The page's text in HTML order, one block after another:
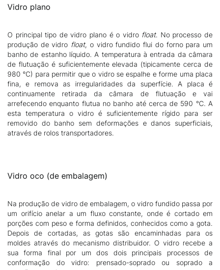
Vidro plano
O principal tipo de vidro plano é o vidro float. No processo de
produção de vidro float, o vidro fundido flui do forno para um
banho de estanho líquido. A temperatura à entrada da câmara
de flutuação é suficientemente elevada (tipicamente cerca de
980 °C) para permitir que o vidro se espalhe e forme uma placa
fina, e remova as irregularidades da superfície. A placa é
continuamente retirada da câmara de flutuação e vai
arrefecendo enquanto flutua no banho até cerca de 590 °C. A
esta temperatura o vidro é suficientemente rígido para ser
removido do banho sem deformações e danos superficiais,
através de rolos transportadores.
Vidro oco (de embalagem)
Na produção de vidro de embalagem, o vidro fundido passa por
um orifício anelar a um fluxo constante, onde é cortado em
porções com peso e forma definidos, conhecidos como a gota.
Depois de cortadas, as gotas são encaminhadas para os
moldes através do mecanismo distribuidor. O vidro recebe a
sua forma final por um dos dois principais processos de
conformação do vidro: prensado-soprado ou soprado a